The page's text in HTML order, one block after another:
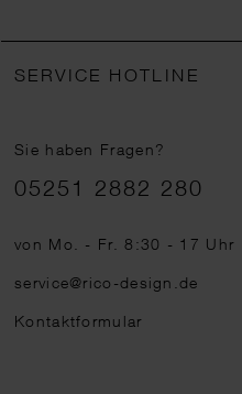
SERVICE HOTLINE
Sie haben Fragen?
Telefonnummer
05251 2882 280
von Mo. - Fr. 8:30 - 17 Uhr
service@rico-design.de
Kontaktformular